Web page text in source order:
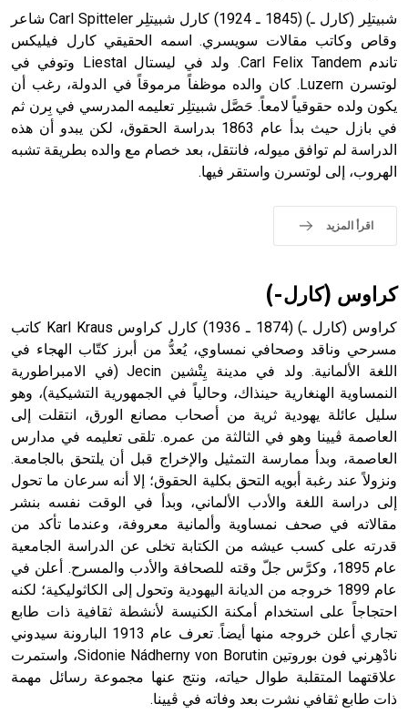
- هل تعلم أن أبجر Abgar اسم معروف جيداً يعود إلى عدد من
الملوك الذين حكموا مدينة إديسا (الرها) من أبجر الأول وحتى
التاسع، وهم ينتسبون إلى أسرة أوسروين
sign تكتب منفصلة غير متصلة، وتعتمد المبدأ الأكوروفوني،
شبيتلِر (كارل ـ) (1845 ـ 1924) كارل شبيتلِر Carl Spitteler شاعر
وقاص وكاتب مقالات سويسري. اسمه الحقيقي كارل فيليكس
تاندم Carl Felix Tandem. ولد في ليستال Liestal وتوفي في
لوتسرن Luzern. كان والده موظفاً مرموقاً في الدولة، رغب أن
يكون ولده حقوقياً لامعاً. حَصَّل شبيتلِر تعليمه المدرسي في بِرن ثم
في بازل حيث بدأ عام 1863 بدراسة الحقوق، لكن يبدو أن هذه
الدراسة لم توافق ميوله، فانتقل، بعد خصام مع والده بطريقة تشبه
الهروب، إلى لوتسرن واستقر فيها.
اقرأ المزيد
كراوس (كارل-)
كراوس (كارل ـ) (1874 ـ 1936) كارل كراوس Karl Kraus كاتب
مسرحي وناقد وصحافي نمساوي، يُعدُّ من أبرز كتّاب الهجاء في
اللغة الألمانية. ولد في مدينة يِتْشين Jecin (في الامبراطورية
النمساوية الهنغارية حينذاك، وحالياً في الجمهورية التشيكية)، وهو
سليل عائلة يهودية ثرية من أصحاب مصانع الورق، انتقلت إلى
العاصمة ڤيينا وهو في الثالثة من عمره. تلقى تعليمه في مدارس
العاصمة، وبدأ ممارسة التمثيل والإخراج قبل أن يلتحق بالجامعة.
ونزولاً عند رغبة أبويه التحق بكلية الحقوق؛ إلا أنه سرعان ما تحول
إلى دراسة اللغة والأدب الألماني، وبدأ في الوقت نفسه بنشر
مقالاته في صحف نمساوية وألمانية معروفة، وعندما تأكد من
قدرته على كسب عيشه من الكتابة تخلى عن الدراسة الجامعية
عام 1895، وكرَّس جلّ وقته للصحافة والأدب والمسرح. أعلن في
عام 1899 خروجه من الديانة اليهودية وتحول إلى الكاثوليكية؛ لكنه
احتجاجاً على استخدام أمكنة الكنيسة لأنشطة ثقافية ذات طابع
تجاري أعلن خروجه منها أيضاً. تعرف عام 1913 البارونة سيدوني
نادْهِرني فون بوروتين Sidonie Nádherny von Borutin، واستمرت
علاقتهما المتقلبة طوال حياته، ونتج عنها مجموعة رسائل مهمة
ذات طابع ثقافي نشرت بعد وفاته في ڤيينا.